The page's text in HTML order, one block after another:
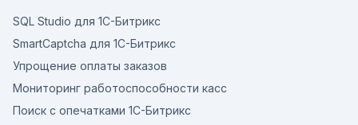
SQL Studio для 1С-Битрикс
SmartCaptcha для 1С-Битрикс
Упрощение оплаты заказов
Мониторинг работоспособности касс
Поиск с опечатками 1С-Битрикс